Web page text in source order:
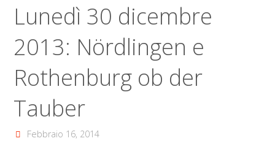
Lunedì 30 dicembre
2013: Nördlingen e
Rothenburg ob der
Tauber
Febbraio 16, 2014